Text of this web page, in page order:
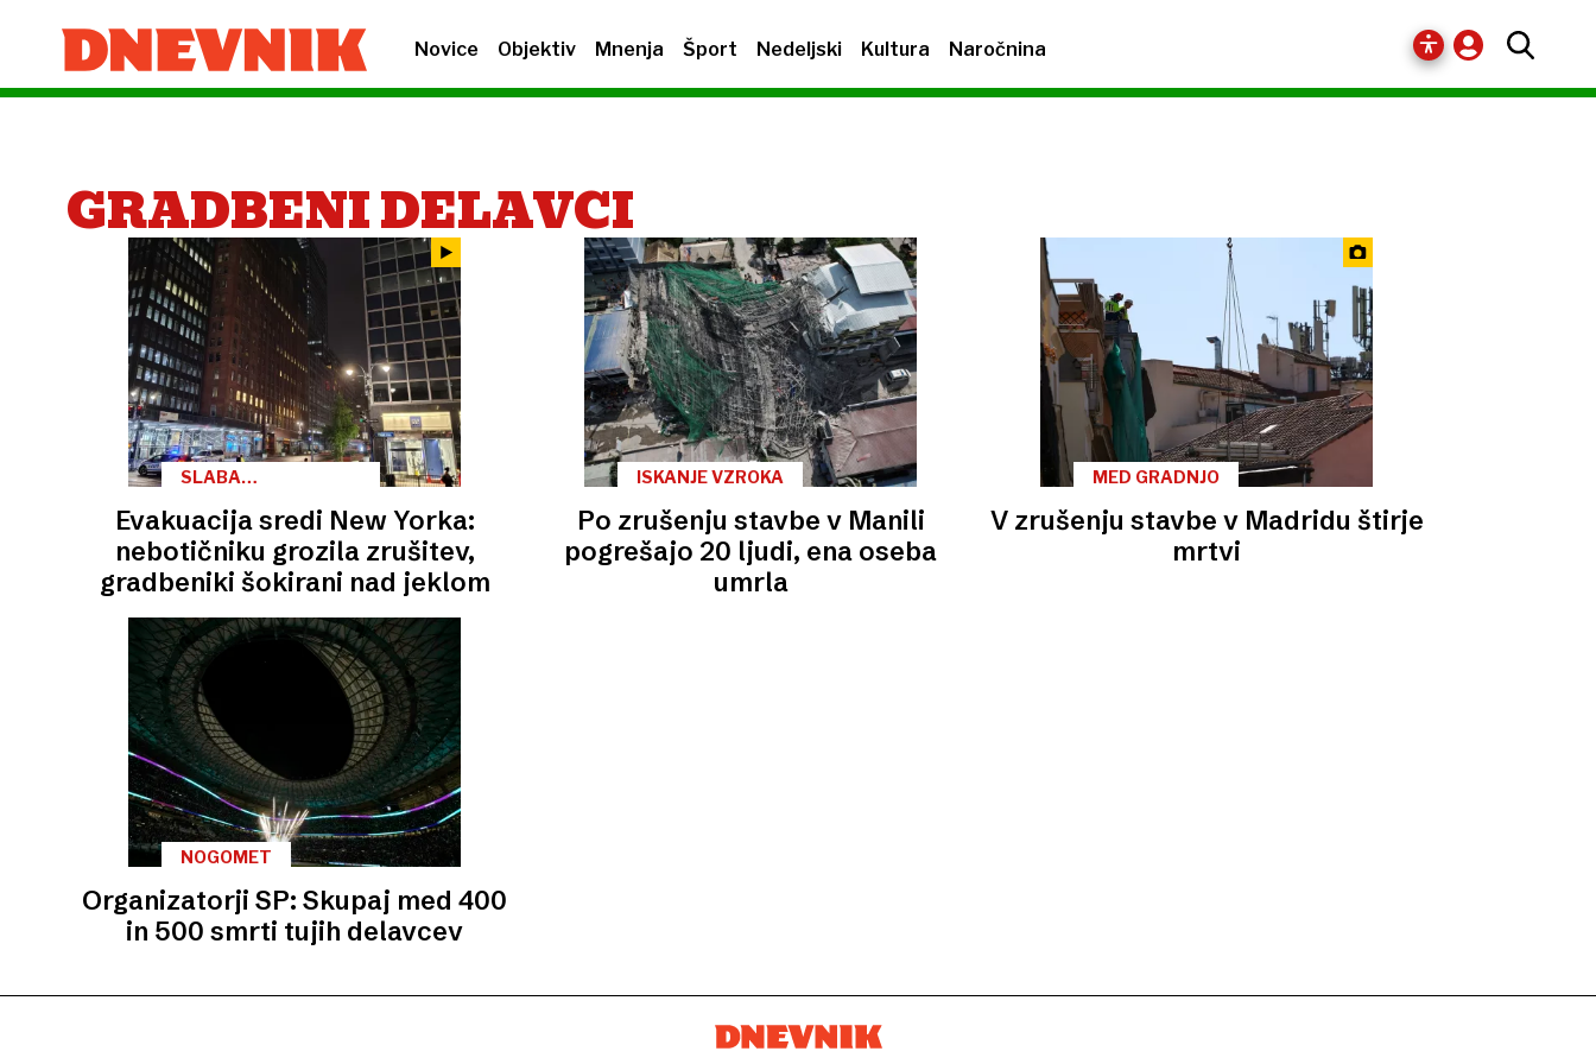
Novice Objektiv Mnenja Šport Nedeljski Kultura Naročnina
GRADBENI DELAVCI
SLABA
Evakuacija sredi New Yorka:
nebotičniku grozila zrušitev,
gradbeniki šokirani nad jeklom
ISKANJE VZROKA
Po zrušenju stavbe v Manili
pogrešajo 20 ljudi, ena oseba
umrla
MED GRADNJO
V zrušenju stavbe v Madridu štirje
mrtvi
NOGOMET
Organizatorji SP: Skupaj med 400
in 500 smrti tujih delavcev